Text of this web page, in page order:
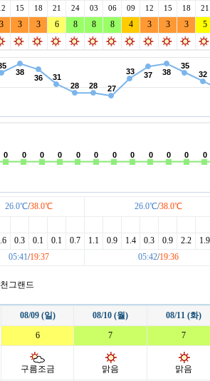
루트52 리베라 리
마이다스레이크 이천 마이다스밸리 청평 몽
베르힐영종 베스트밸리 베
15 18 21 24 03 06 09 12 15 18 21
3 3 3 6 8 8 8 4 3 3 3 5
26.0℃/38.0℃ 26.0℃/38.0℃
0.3 0.1 0.1 0.7 1.1 0.9 1.4 0.3 0.9 2.2 1.9
05:41/19:37 05:42/19:36
그랜드
08/09 (일) 08/10 (월) 08/11 (화)
6 7 7
구름조금 맑음 맑음